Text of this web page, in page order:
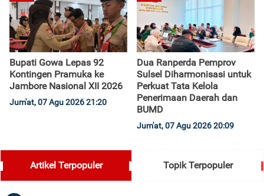
Bupati Gowa Lepas 92
Kontingen Pramuka ke
Jambore Nasional XII 2026
Jum'at, 07 Agu 2026 21:20
Dua Ranperda Pemprov
Sulsel Diharmonisasi untuk
Perkuat Tata Kelola
Penerimaan Daerah dan
BUMD
Jum'at, 07 Agu 2026 20:09
Artikel Terpopuler Topik Terpopuler